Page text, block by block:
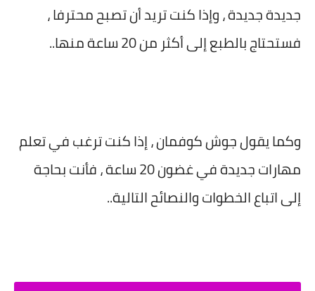
جديدة جديدة ، وإذا كنت تريد أن تصبح محترفا ،
فستحتاج بالطبع إلى أكثر من 20 ساعة منها..
وكما يقول جوش كوفمان ، إذا كنت ترغب في تعلم
مهارات جديدة في غضون 20 ساعة ، فأنت بحاجة
إلى اتباع الخطوات والنصائح التالية..